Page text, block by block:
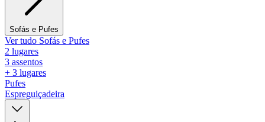
Sofás e Pufes
Ver tudo Sofás e Pufes
2 lugares
3 assentos
+ 3 lugares
Pufes
Espreguiçadeira